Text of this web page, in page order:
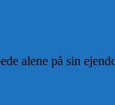
alene på sin